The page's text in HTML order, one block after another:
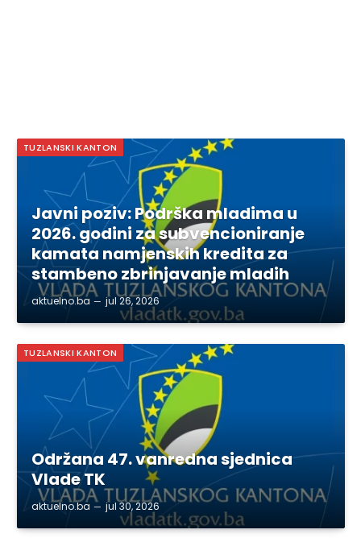
TUZLANSKI KANTON
Javni poziv: Podrška mladima u
2026. godini za subvencioniranje
kamata namjenskih kredita za
stambeno zbrinjavanje mladih
aktuelno.ba jul 26, 2026
TUZLANSKI KANTON
Održana 47. vanredna sjednica
Vlade TK
aktuelno.ba jul 30, 2026